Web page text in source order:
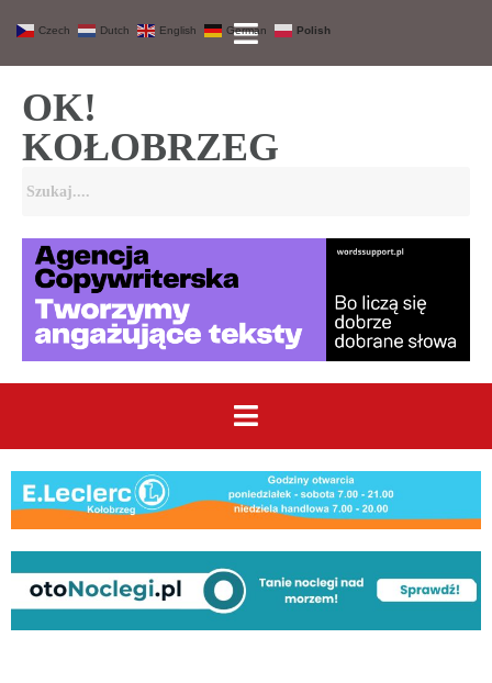
OK!
KOŁOBRZEG
Czech Dutch English German Polish